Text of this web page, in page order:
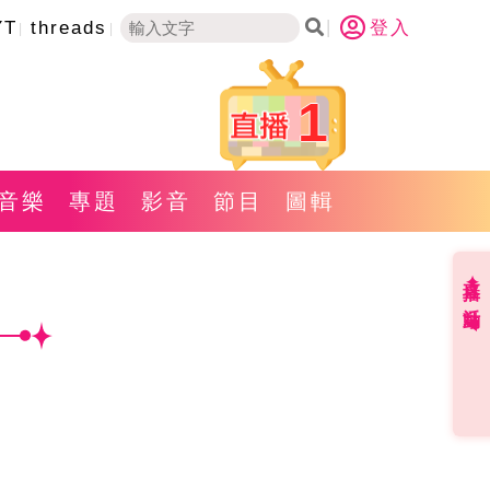
threads 登入
1
樂 專題 影音 節目 圖輯
直播✦活動